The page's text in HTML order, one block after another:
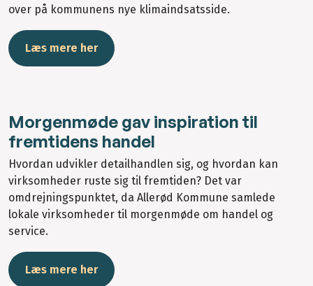
over på kommunens nye klimaindsatsside.
Læs mere her
Morgenmøde gav inspiration til
fremtidens handel
Hvordan udvikler detailhandlen sig, og hvordan kan
virksomheder ruste sig til fremtiden? Det var
omdrejningspunktet, da Allerød Kommune samlede
lokale virksomheder til morgenmøde om handel og
service.
Læs mere her